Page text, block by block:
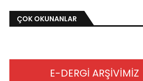
ÇOK OKUNANLAR
E-DERGİ ARŞİVİMİZ